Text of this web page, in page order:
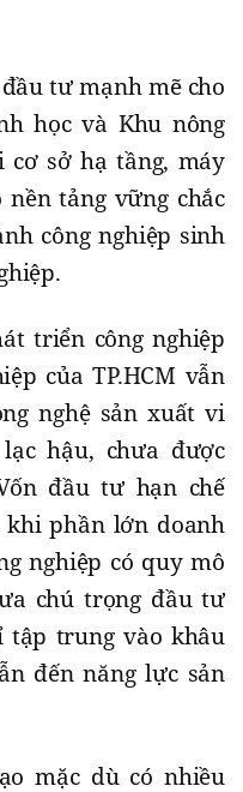
tư mạnh mẽ cho
học và Khu nông
cơ sở hạ tầng, máy
tảng vững chắc
công nghiệp sinh
triển công nghiệp
của TP.HCM vẫn
nghệ sản xuất vi
hậu, chưa được
đầu tư hạn chế
phần lớn doanh
nghiệp có quy mô
chú trọng đầu tư
tập trung vào khâu
đến năng lực sản
mặc dù có nhiều